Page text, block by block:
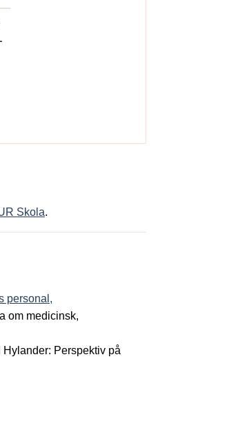
Skola.
personal,
om medicinsk,
Hylander: Perspektiv på